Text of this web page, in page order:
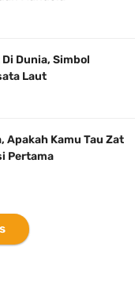
Dunia, Simbol
Laut
Apakah Kamu Tau Zat
Pertama